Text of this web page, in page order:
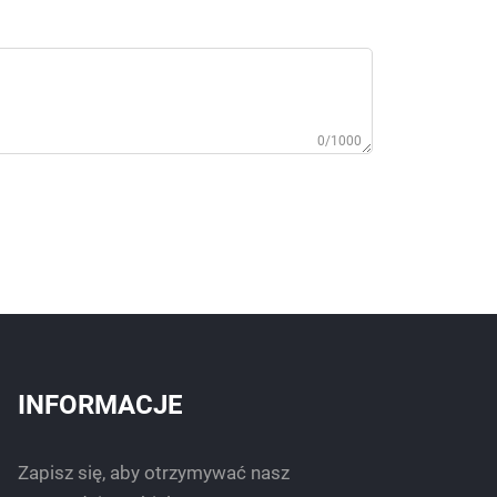
0/1000
INFORMACJE
Zapisz się, aby otrzymywać nasz